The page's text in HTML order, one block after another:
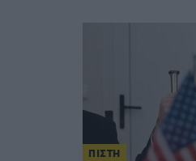
ΠΙΣΤΗ